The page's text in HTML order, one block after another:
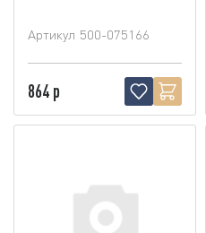
Артикул 500-075166
864 р